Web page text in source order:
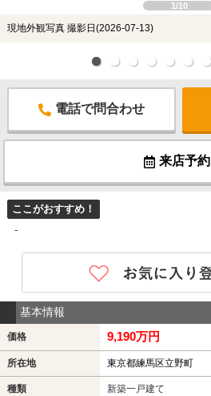
1/10
現地外観写真 撮影日(2026-07-13)
電話で問合わせ
来店予約
ここがおすすめ！
-
基本情報
価格 9,190万円
所在地 東京都練馬区立野町
種類 新築一戸建て